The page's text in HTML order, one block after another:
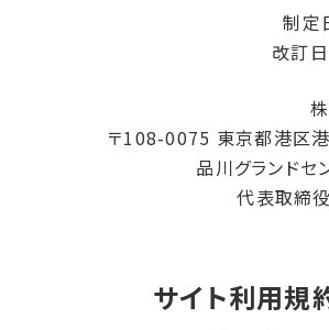
制定
改訂
〒108-0075 東京都港区
品川グランドセ
代表取締
サイト利用規